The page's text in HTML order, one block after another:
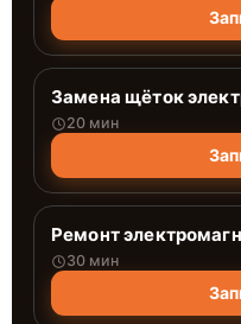
Замена щёток
20 мин
Ремонт
30 мин